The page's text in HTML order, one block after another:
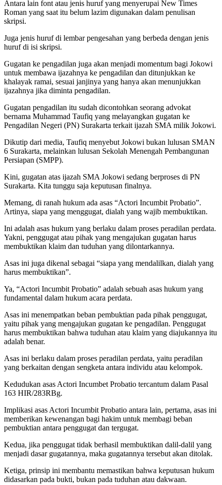
Antara lain font atau jenis huruf yang menyerupai New Times
Roman yang saat itu belum lazim digunakan dalam penulisan
skripsi.
Juga jenis huruf di lembar pengesahan yang berbeda dengan jenis
huruf di isi skripsi.
Gugatan ke pengadilan juga akan menjadi momentum bagi Jokowi
untuk membawa ijazahnya ke pengadilan dan ditunjukkan ke
khalayak ramai, sesuai janjinya yang hanya akan menunjukkan
ijazahnya jika diminta pengadilan.
Gugatan pengadilan itu sudah dicontohkan seorang advokat
bernama Muhammad Taufiq yang melayangkan gugatan ke
Pengadilan Negeri (PN) Surakarta terkait ijazah SMA milik Jokowi.
Dikutip dari media, Taufiq menyebut Jokowi bukan lulusan SMAN
6 Surakarta, melainkan lulusan Sekolah Menengah Pembangunan
Persiapan (SMPP).
Kini, gugatan atas ijazah SMA Jokowi sedang berproses di PN
Surakarta. Kita tunggu saja keputusan finalnya.
Memang, di ranah hukum ada asas “Actori Incumbit Probatio”.
Artinya, siapa yang menggugat, dialah yang wajib membuktikan.
Ini adalah asas hukum yang berlaku dalam proses peradilan perdata.
Yakni, penggugat atau pihak yang mengajukan gugatan harus
membuktikan klaim dan tuduhan yang dilontarkannya.
Asas ini juga dikenal sebagai “siapa yang mendalilkan, dialah yang
harus membuktikan”.
Ya, “Actori Incumbit Probatio” adalah sebuah asas hukum yang
fundamental dalam hukum acara perdata.
Asas ini menempatkan beban pembuktian pada pihak penggugat,
yaitu pihak yang mengajukan gugatan ke pengadilan. Penggugat
harus membuktikan bahwa tuduhan atau klaim yang diajukannya itu
adalah benar.
Asas ini berlaku dalam proses peradilan perdata, yaitu peradilan
yang berkaitan dengan sengketa antara individu atau kelompok.
Kedudukan asas Actori Incumbet Probatio tercantum dalam Pasal
163 HIR/283RBg.
Implikasi asas Actori Incumbit Probatio antara lain, pertama, asas ini
memberikan kewenangan bagi hakim untuk membagi beban
pembuktian antara penggugat dan tergugat.
Kedua, jika penggugat tidak berhasil membuktikan dalil-dalil yang
menjadi dasar gugatannya, maka gugatannya tersebut akan ditolak.
Ketiga, prinsip ini membantu memastikan bahwa keputusan hukum
didasarkan pada bukti, bukan pada tuduhan atau dakwaan.